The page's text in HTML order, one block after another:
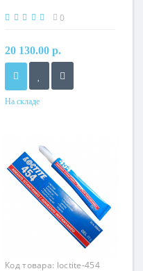
0
20 130.00 р.
На складе
Код товара: loctite-454